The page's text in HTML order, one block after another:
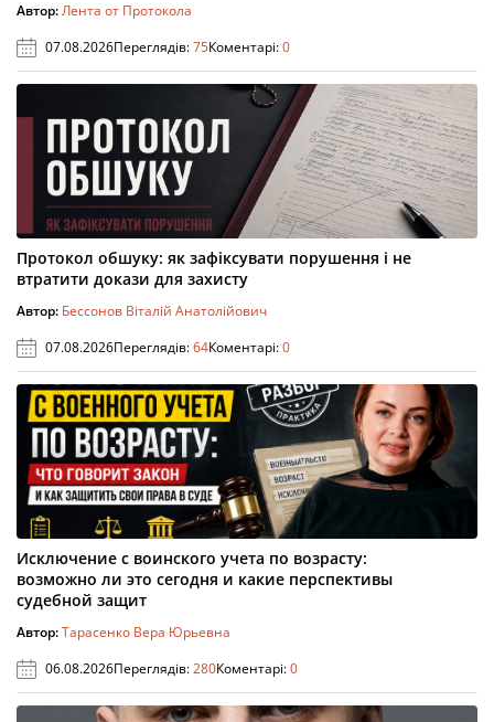
Автор:Лента от Протокола
07.08.2026Переглядів:75Коментарі:0
Протокол обшуку: як зафіксувати порушення і не
втратити докази для захисту
Автор: Бессонов Віталій Анатолійович
07.08.2026Переглядів:64Коментарі:0
Исключение с воинского учета по возрасту:
возможно ли это сегодня и какие перспективы
судебной защит
Автор:Тарасенко Вера Юрьевна
06.08.2026Переглядів:280Коментарі:0